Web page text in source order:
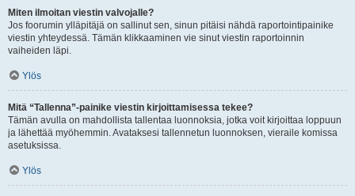
Miten ilmoitan viestin valvojalle?
Jos foorumin ylläpitäjä on sallinut sen, sinun pitäisi nähdä raportointipainike
viestin yhteydessä. Tämän klikkaaminen vie sinut viestin raportoinnin
vaiheiden läpi.
Ylös
Mitä “Tallenna”-painike viestin kirjoittamisessa tekee?
Tämän avulla on mahdollista tallentaa luonnoksia, jotka voit kirjoittaa loppuun
ja lähettää myöhemmin. Avataksesi tallennetun luonnoksen, vieraile komissa
asetuksissa.
Ylös